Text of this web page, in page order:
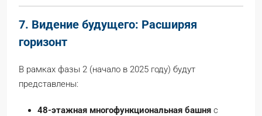
7. Видение будущего: Расширяя
горизонт
В рамках фазы 2 (начало в 2025 году) будут
представлены:
48-этажная многофункциональная башня с